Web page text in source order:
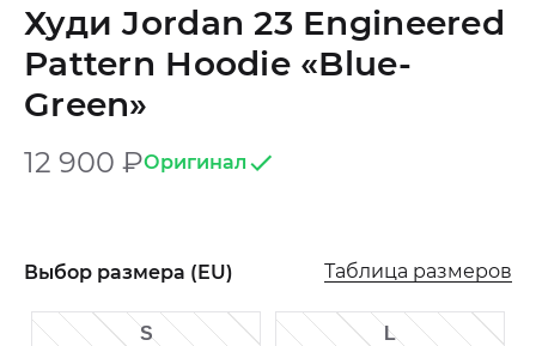
Худи Jordan 23 Engineered
Pattern Hoodie «Blue-
Green»
12 900 ₽Оригинал
Выбор размера (EU) Таблица размеров
S L